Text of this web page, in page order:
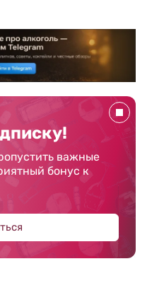
важные
бонус к